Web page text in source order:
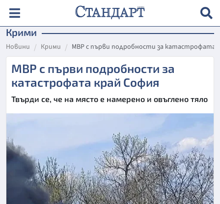
Крими
Новини Крими МВР с първи подробности за катастрофата
МВР с първи подробности за
катастрофата край София
Твърди се, че на място е намерено и овъглено тяло